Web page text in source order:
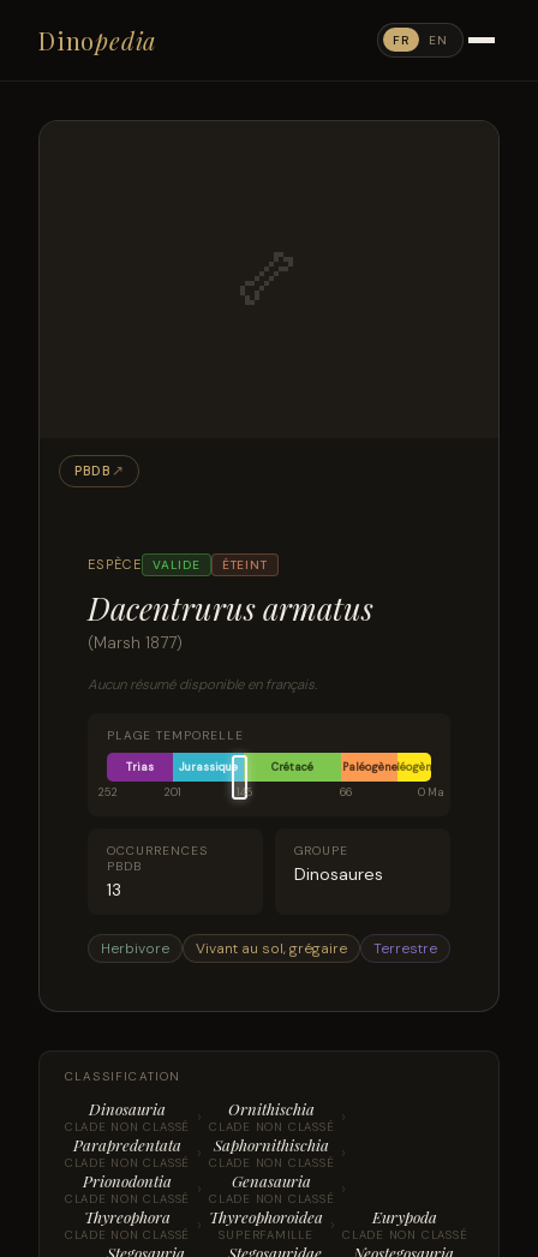
Dinopedia FR EN
ESPÈCE VALIDE ÉTEINT
Dacentrurus armatus
(Marsh 1877)
Aucun résumé disponible en français.
PLAGE TEMPORELLE
Trias Jurassique Crétacé PaléogèneNéogène
252
201 145 66 0 Ma
OCCURRENCES
PBDB
13
GROUPE
Dinosaures
Herbivore Vivant au sol, grégaire Terrestre
🦴
PBDB ↗
CLASSIFICATION
Dinosauria
CLADE NON CLASSÉ › Ornithischia
CLADE NON CLASSÉ ›
Parapredentata
CLADE NON CLASSÉ › Saphornithischia
CLADE NON CLASSÉ ›
Prionodontia
CLADE NON CLASSÉ › Genasauria
CLADE NON CLASSÉ ›
Thyreophora
CLADE NON CLASSÉ › Thyreophoroidea
SUPERFAMILLE › Eurypoda
CLADE NON CLASSÉ